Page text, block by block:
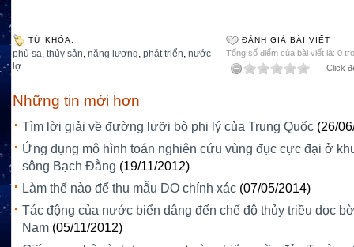
TỪ KHÓA:
phù sa thủy sản năng lượng phát triển nước
lợ
ĐÁNH GIÁ BÀI VIẾT
Tổng số điểm của bài viết là: 0
Click
Những tin mới hơn
Tìm lời giải về đường lưỡi bò phi lý của Trung Quốc (26/
Ứng dụng mô hình toán nghiên cứu vùng đục cực đại ở
sông Bạch Đằng (19/11/2012)
Làm thế nào để thu mẫu DO chính xác (07/05/2014)
Tác động của nước biển dâng đến chế độ thủy triều dọc
Nam (05/11/2012)